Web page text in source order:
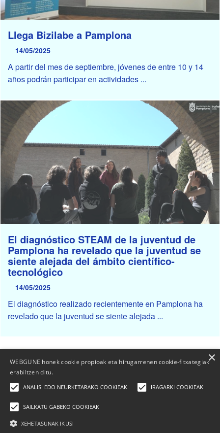
Llega Bizilabe a Pamplona
14/05/2025
A partir del mes de septiembre, jóvenes de entre 10 y 14
años podrán participar en actividades ...
El diagnóstico STEAM de la juventud de
Pamplona ha revelado que la juventud se
siente alejada del ámbito científico-
tecnológico
14/05/2025
El diagnóstico realizado recientemente en Pamplona ha
revelado que la juventud se siente alejada ...
WEBGUNE honek cookie propioak eta hirugarrenen cookie-fitxategiak
erabiltzen ditu.
ANALISI EDO NEURKETARAKO COOKIEAK IRAGARKI COOKIEAK
SAILKATU GABEKO COOKIEAK
XEHETASUNAK IKUSI
×